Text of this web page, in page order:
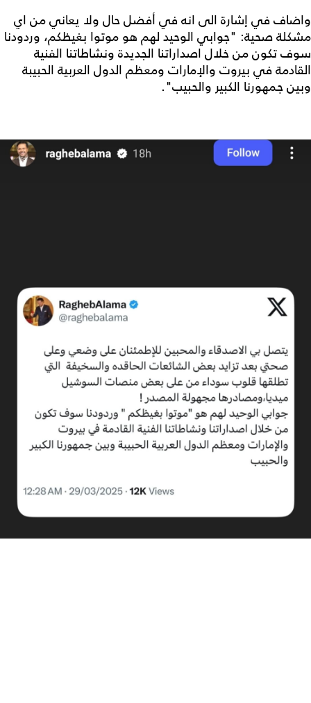
واضاف في إشارة الى انه في أفضل حال ولا يعاني من اي
مشكلة صحية: "جوابي الوحيد لهم هو موتوا بغيظكم، وردودنا
سوف تكون من خلال اصداراتنا الجديدة ونشاطاتنا الفنية
القادمة في بيروت والإمارات ومعظم الدول العربية الحبيبة
وبين جمهورنا الكبير والحبيب".